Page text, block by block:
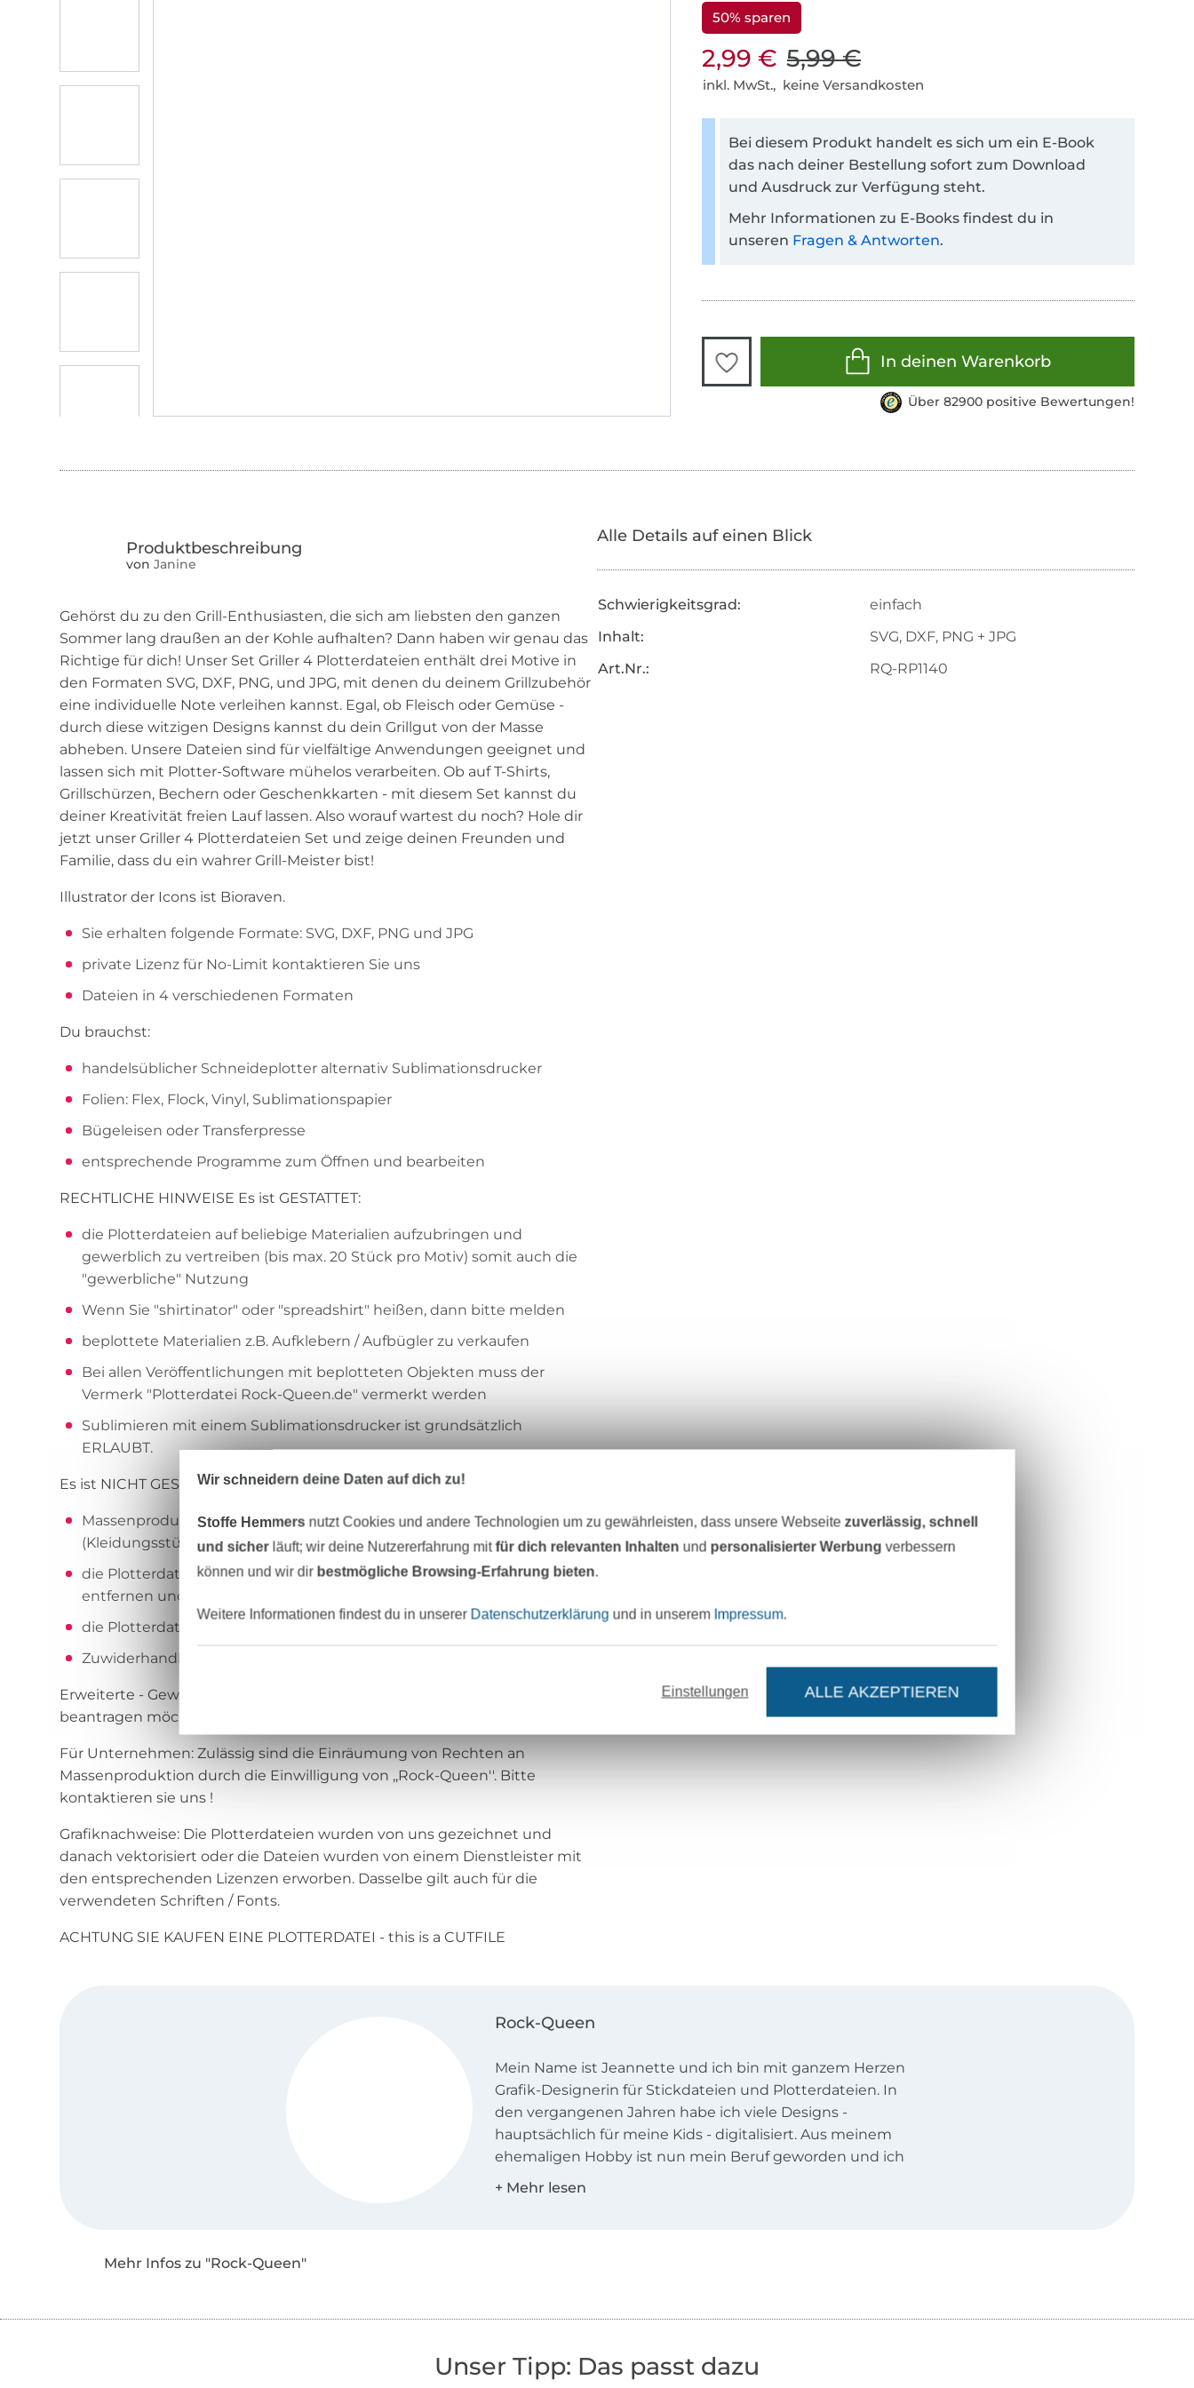
50% sparen
2,99 € 5,99 €
inkl. MwSt., keine Versandkosten
Bei diesem Produkt handelt es sich um ein E-Book
das nach deiner Bestellung sofort zum Download
und Ausdruck zur Verfügung steht.
Mehr Informationen zu E-Books findest du in
unseren Fragen & Antworten.
In deinen Warenkorb
Über 82900 positive Bewertungen!
von Janine
Gehörst du zu den Grill-Enthusiasten, die sich am liebsten den ganzen
Sommer lang draußen an der Kohle aufhalten? Dann haben wir genau das
Richtige für dich! Unser Set Griller 4 Plotterdateien enthält drei Motive in
den Formaten SVG, DXF, PNG, und JPG, mit denen du deinem Grillzubehör
eine individuelle Note verleihen kannst. Egal, ob Fleisch oder Gemüse -
durch diese witzigen Designs kannst du dein Grillgut von der Masse
abheben. Unsere Dateien sind für vielfältige Anwendungen geeignet und
lassen sich mit Plotter-Software mühelos verarbeiten. Ob auf T-Shirts,
Grillschürzen, Bechern oder Geschenkkarten - mit diesem Set kannst du
deiner Kreativität freien Lauf lassen. Also worauf wartest du noch? Hole dir
jetzt unser Griller 4 Plotterdateien Set und zeige deinen Freunden und
Familie, dass du ein wahrer Grill-Meister bist!
Illustrator der Icons ist Bioraven.
Sie erhalten folgende Formate: SVG, DXF, PNG und JPG
private Lizenz für No-Limit kontaktieren Sie uns
Dateien in 4 verschiedenen Formaten
Du brauchst:
handelsüblicher Schneideplotter alternativ Sublimationsdrucker
Folien: Flex, Flock, Vinyl, Sublimationspapier
Bügeleisen oder Transferpresse
entsprechende Programme zum Öffnen und bearbeiten
RECHTLICHE HINWEISE Es ist GESTATTET:
die Plotterdateien auf beliebige Materialien aufzubringen und
gewerblich zu vertreiben (bis max. 20 Stück pro Motiv) somit auch die
"gewerbliche" Nutzung
Wenn Sie "shirtinator" oder "spreadshirt" heißen, dann bitte melden
beplottete Materialien z.B. Aufklebern / Aufbügler zu verkaufen
Bei allen Veröffentlichungen mit beplotteten Objekten muss der
Vermerk "Plotterdatei Rock-Queen.de" vermerkt werden
Sublimieren mit einem Sublimationsdrucker ist grundsätzlich
ERLAUBT.
Es ist NICHT GESTATTET:
Massenproduktion in Form von beplotteten Objekten
(Kleidungsstücke, Accessoires, Gegenstände etc.) ab 20 Stück
die Plotterdatei zu verändern, Teile davon zu entnehmen oder zu
entfernen und dann als eigene auszugeben
die Plotterdatei(en) zu kopieren, zu verändern oder zu verkaufen
Zuwiderhandlungen können strafrechtlich verfolgt werden!
Erweiterte - Gewerbliche Lizenz Wenn Sie eine erweiterte Lizenz
beantragen möchten, sprechen Sie bitte mit uns.
Für Unternehmen: Zulässig sind die Einräumung von Rechten an
Massenproduktion durch die Einwilligung von ,,Rock-Queen''. Bitte
kontaktieren sie uns !
Grafiknachweise: Die Plotterdateien wurden von uns gezeichnet und
danach vektorisiert oder die Dateien wurden von einem Dienstleister mit
den entsprechenden Lizenzen erworben. Dasselbe gilt auch für die
verwendeten Schriften / Fonts.
ACHTUNG SIE KAUFEN EINE PLOTTERDATEI - this is a CUTFILE
Alle Details auf einen Blick
Schwierigkeitsgrad:
einfach
Inhalt:
SVG, DXF, PNG + JPG
Art.Nr.:
RQ-RP1140
Rock-Queen
Mein Name ist Jeannette und ich bin mit ganzem Herzen
Grafik-Designerin für Stickdateien und Plotterdateien. In
den vergangenen Jahren habe ich viele Designs -
hauptsächlich für meine Kids - digitalisiert. Aus meinem
ehemaligen Hobby ist nun mein Beruf geworden und ich
bin bereits im 12. Jahr kreativ.
können Sie gern verfolgen, an was wir momentan so
arbeiten - auch gibt es jede Woche ein Stickdatei-
Mehr Infos zu "Rock-Queen"
Unser Tipp: Das passt dazu
Wir schneidern deine Daten auf dich zu!
Stoffe Hemmers nutzt Cookies und andere Technologien um zu gewährleisten, dass unsere Webseitezuverlässig, schnell
und sicherläuft; wir deine Nutzererfahrung mitfür dich relevanten Inhalten und personalisierter Werbung verbessern
können und wir dir bestmögliche Browsing-Erfahrung bieten.
Weitere Informationen findest du in unserer Datenschutzerklärung und in unserem Impressum.
Einstellungen ALLE AKZEPTIEREN